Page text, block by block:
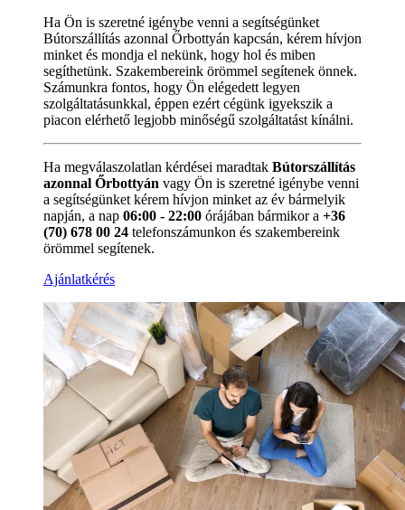
Ha Ön is szeretné igénybe venni a segítségünket
Bútorszállítás azonnal Őrbottyán kapcsán, kérem hívjon
minket és mondja el nekünk, hogy hol és miben
segíthetünk. Szakembereink örömmel segítenek önnek.
Számunkra fontos, hogy Ön elégedett legyen
szolgáltatásunkkal, éppen ezért cégünk igyekszik a
piacon elérhető legjobb minőségű szolgáltatást kínálni.
Ha megválaszolatlan kérdései maradtak Bútorszállítás
azonnal Őrbottyán vagy Ön is szeretné igénybe venni
a segítségünket kérem hívjon minket az év bármelyik
napján, a nap 06:00 - 22:00 órájában bármikor a +36
(70) 678 00 24 telefonszámunkon és szakembereink
örömmel segítenek.
Ajánlatkérés